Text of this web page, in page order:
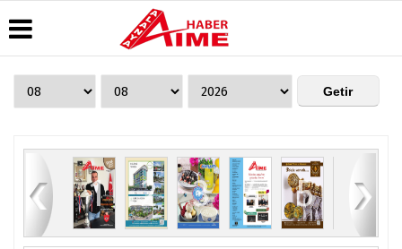
Üye Paneli
Arşivi
Dergi
Arşivi
Günün
Haberleri
Hava
Gazete
Manşetleri
Anketler
Biyografiler
Köşe
Video
Galeri
Foto
Galeri
AlanyaTime
Moovit
Alanya-
Gazipaşa
& Antalya
Canlı Uçak
Seyir
83 1 2 3 4 5 6